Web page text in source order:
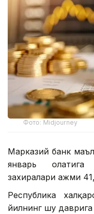
Фото: Midjourney
Марказий банк
январь
захиралари ҳажми
Республика
йилнинг шу